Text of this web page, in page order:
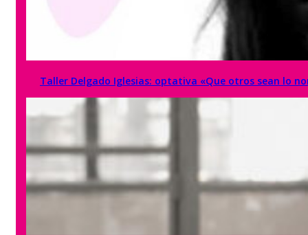
Taller Delgado Iglesias: optativa «Que otros sean lo